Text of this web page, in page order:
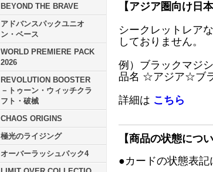
BEYOND THE BRAVE
アドバンスパックユニオ
ン・ベース
WORLD PREMIERE PACK
2026
REVOLUTION BOOSTER
－トゥーン・ウィッチクラ
フト・破械
CHAOS ORIGINS
極光のライジング
オーバーラッシュパック4
【アジア圏向け日
シークレットレア
しておりません。
例）ブラックマジ
品名 ☆アジア☆ブラ
詳細は こちら
【商品の状態につい
●カードの状態表